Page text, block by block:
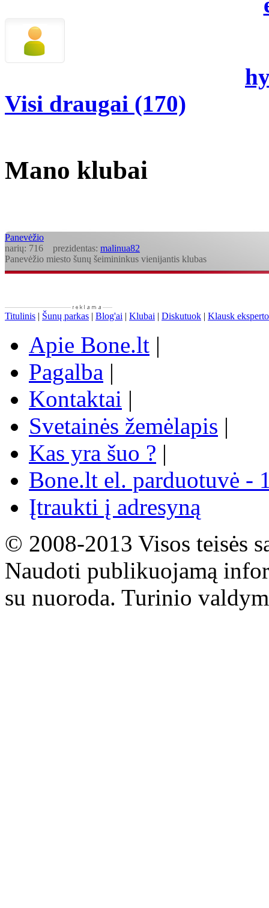
Visi draugai (170)
Mano klubai
Panevėžio
narių: 716 prezidentas: malinua82
Panevėžio miesto šunų šeimininkus vienijantis klubas
Titulinis | Šunų parkas | Blog'ai | Klubai | Diskutuok | Klausk eksperto
Apie Bone.lt |
Pagalba |
Kontaktai |
Svetainės žemėlapis |
Kas yra šuo ? |
Bone.lt el. parduotuvė -
Įtraukti į adresyną
© 2008-2013 Visos teisės
Naudoti publikuojamą
su nuoroda. Turinio